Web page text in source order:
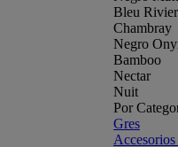
Bleu
Chambray
Negro
Bamboo
Nectar
Nuit
Por
Gres